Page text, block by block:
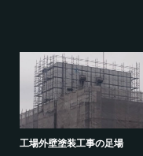
工場外壁塗装工事の足場